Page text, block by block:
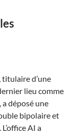
d’une
lieu comme
déposé une
bipolaire et
AI a